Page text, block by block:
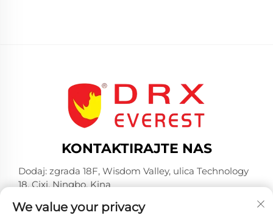
KONTAKTIRAJTE NAS
Dodaj: zgrada 18F, Wisdom Valley, ulica Technology
18, Cixi, Ningbo, Kina
-Tel:+86-574-23660321
We value your privacy